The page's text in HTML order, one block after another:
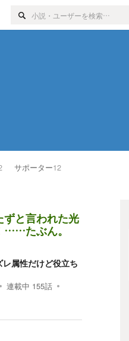
サポーター12
ずと言われた光
……たぶん。
属性だけど役立ち
連載中 155話